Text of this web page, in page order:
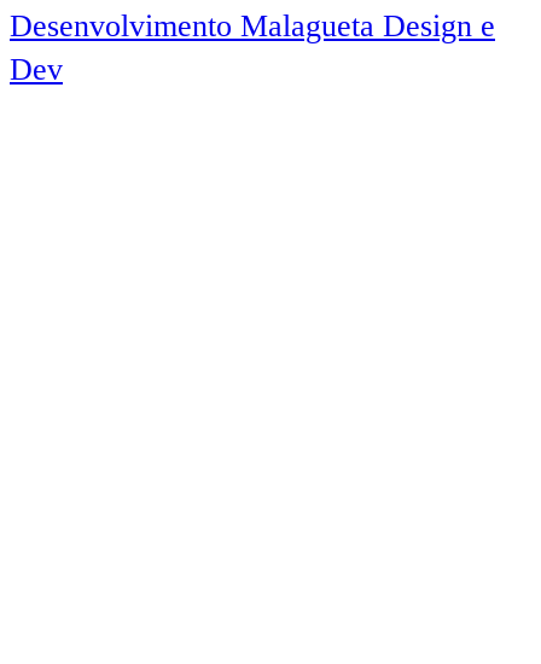
Desenvolvimento Malagueta Design e
Dev